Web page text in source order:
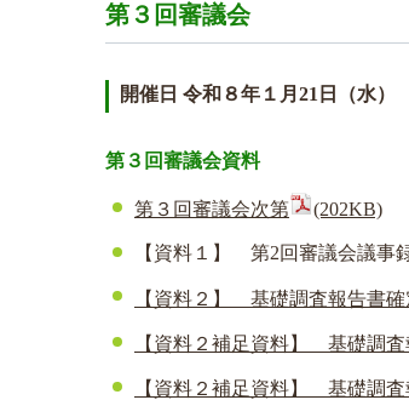
第３回審議会
開催日 令和８年１月21日（水）
第３回審議会資料
第３回審議会次第 (202KB)
【資料１】 第2回審議会議事
【資料２】 基礎調査報告書確
【資料２補足資料】 基礎調
【資料２補足資料】 基礎調査